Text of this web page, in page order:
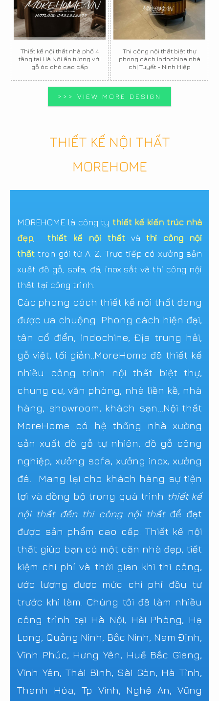
Thiết kế nội thất nhà phố 4
tầng tại Hà Nội ấn tượng với
gỗ óc chó cao cấp
Thi công nội thất biệt thự
phong cách Indochine nhà
chị Tuyết - Ninh Hiệp
>>> VIEW MORE DESIGN
THIẾT KẾ NỘI THẤT
MOREHOME
MOREHOME là công ty thiết kế kiến trúc nhà
đẹp, thiết kế nội thấtvàthi công nội
thất trọn gói từ A-Z. Trực tiếp có xưởng sản
xuất đồ gỗ, sofa, đá, inox sắt và thi công nội
thất tại công trình.
Các phong cách thiết kế nội thất đang
được ưa chuộng: Phong cách hiện đại,
tân cổ điển, indochine, Địa trung hải,
gỗ việt, tối giản..MoreHome đã thiết kế
nhiều công trình nội thất biệt thự,
chung cư, văn phòng, nhà liền kề, nhà
hàng, showroom, khách sạn...Nội thất
MoreHome có hệ thống nhà xưởng
sản xuất đồ gỗ tự nhiên, đồ gỗ công
nghiệp, xưởng sofa, xưởng inox, xưởng
đá. Mang lại cho khách hàng sự tiện
lợi và đồng bộ trong quá trình thiết kế
nội thất đến thi công nội thấtđể đạt
được sản phẩm cao cấp. Thiết kế nội
thất giúp bạn có một căn nhà đẹp, tiết
kiệm chi phí và thời gian khi thi công,
ước lượng được mức chi phí đầu tư
trước khi làm. Chúng tôi đã làm nhiều
công trình tại Hà Nội, Hải Phòng, Hạ
Long, Quảng Ninh, Bắc Ninh, Nam Định,
Vĩnh Phúc, Hưng Yên, Huế Bắc Giang,
Vĩnh Yên, Thái Bình, Sài Gòn, Hà Tĩnh,
Thanh Hóa, Tp Vinh, Nghệ An, Vũng